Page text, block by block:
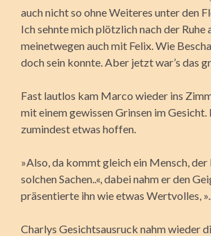
auch nicht so ohne Weiteres unter den
Ich sehnte mich plötzlich nach der Ruhe
meinetwegen auch mit Felix. Wie
doch sein konnte. Aber jetzt war’s das
Fast lautlos kam Marco wieder ins
mit einem gewissen Grinsen im Gesicht.
zumindest etwas hoffen.
»Also, da kommt gleich ein Mensch,
solchen Sachen..«, dabei nahm er den
präsentierte ihn wie etwas Wertvolles,
Charlys Gesichtsausruck nahm wieder